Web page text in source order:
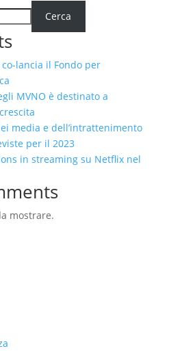
Cerca
lancia il Fondo per
MVNO è destinato a
media e dell’intrattenimento
per il 2023
in streaming su Netflix nel
mostrare.